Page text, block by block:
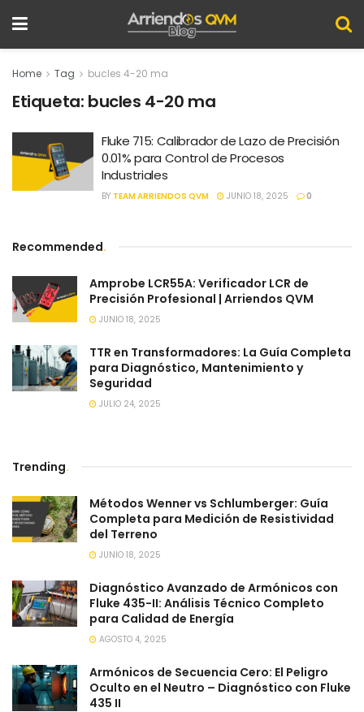
Home Tag bucles 4-20 ma
Etiqueta: bucles 4-20 ma
Fluke 715: Calibrador de Lazo de Precisión
0.01% para Control de Procesos
Industriales
BY TEAM ARRIENDOS QVM JUNIO 18, 2025 0
Recommended.
Amprobe LCR55A: Verificador LCR de
Precisión Profesional | Arriendos QVM
JUNIO 18, 2025
TTR en Transformadores: La Guía Completa
para Diagnóstico, Mantenimiento y
Seguridad
JULIO 24, 2025
Trending.
Métodos Wenner vs Schlumberger: Guía
Completa para Medición de Resistividad
del Terreno
JUNIO 18, 2025
Diagnóstico Avanzado de Armónicos con
Fluke 435-II: Análisis Técnico Completo
para Calidad de Energía
AGOSTO 4, 2025
Armónicos de Secuencia Cero: El Peligro
Oculto en el Neutro – Diagnóstico con Fluke
435 II